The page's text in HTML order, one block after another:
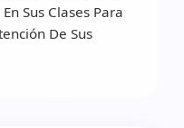
Sus Clases Para
De Sus